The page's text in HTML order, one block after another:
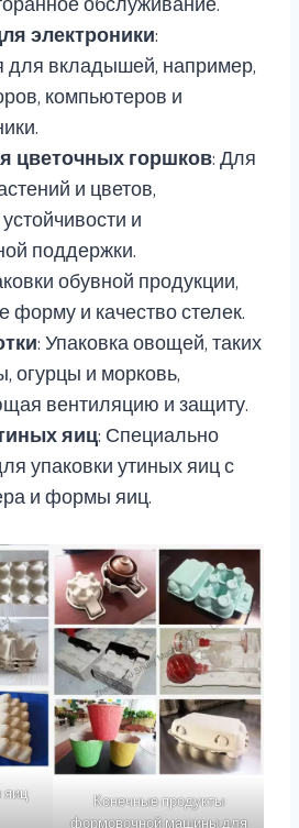
электроники:
для вкладышей, например,
компьютеров и
цветочных горшков: Для
и цветов,
и
поддержки.
обувной продукции,
и качество стелек.
: Упаковка овощей, таких
огурцы и морковь,
вентиляцию и защиту.
яиц: Специально
упаковки утиных яиц с
и формы яиц.
Конечные продукты
формовочной машины для